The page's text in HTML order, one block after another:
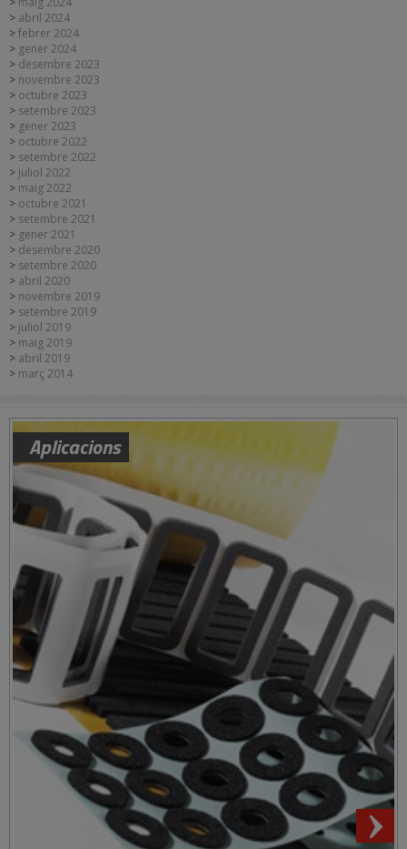
abril 2024
febrer 2024
gener 2024
desembre 2023
novembre 2023
octubre 2023
setembre 2023
gener 2023
octubre 2022
setembre 2022
juliol 2022
maig 2022
octubre 2021
setembre 2021
gener 2021
desembre 2020
setembre 2020
abril 2020
novembre 2019
setembre 2019
juliol 2019
maig 2019
abril 2019
març 2014
Aplicacions